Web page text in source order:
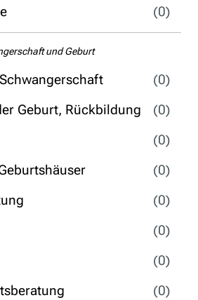
(0)
und Geburt
(0)
Geburt, Rückbildung
(0)
(0)
(0)
(0)
(0)
(0)
(0)